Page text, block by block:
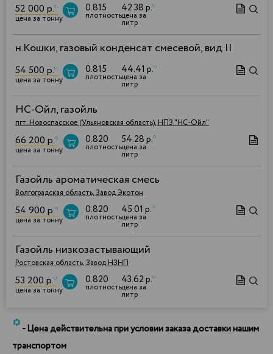
52 000 р.*
цена за тонну
0.815
плотность
42.38 р.*
цена за
литр
н.Кошки, газовый конденсат смесевой, вид II
54 500 р.*
цена за тонну
0.815
плотность
44.41 р.*
цена за
литр
НС-Ойл, газойль
пгт. Новоспасское (Ульяновская область), НПЗ "НС-Ойл"
66 200 р.*
цена за тонну
0.820
плотность
54.28 р.*
цена за
литр
Газойль ароматическая смесь
Волгоградская область, Завод Экотон
54 900 р.*
цена за тонну
0.820
плотность
45.01 р.*
цена за
литр
Газойль низкозастывающий
Ростовская область, Завод НЗНП
53 200 р.*
цена за тонну
0.820
плотность
43.62 р.*
цена за
литр
*- Цена действительна при условии заказа доставки нашим
транспортом